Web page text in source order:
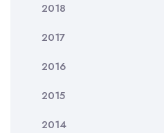
2018
2017
2016
2015
2014